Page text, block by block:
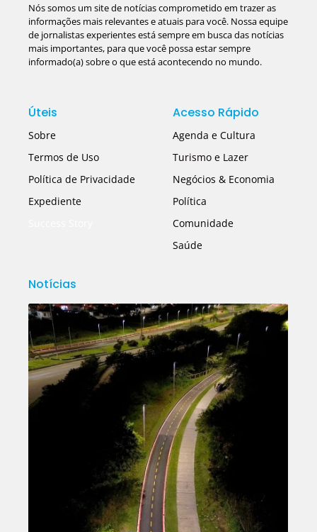
Nós somos um site de notícias comprometido em trazer as
informações mais relevantes e atuais para você. Nossa equipe
de jornalistas experientes está sempre em busca das notícias
mais importantes, para que você possa estar sempre
informado(a) sobre o que está acontecendo no mundo.
Úteis
Sobre
Termos de Uso
Política de Privacidade
Expediente
Acesso Rápido
Agenda e Cultura
Turismo e Lazer
Negócios & Economia
Política
Comunidade
Saúde
Notícias